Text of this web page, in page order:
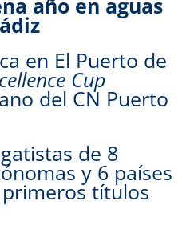
año en aguas
en El Puerto de
Cup
del CN Puerto
de 8
y 6 países
títulos